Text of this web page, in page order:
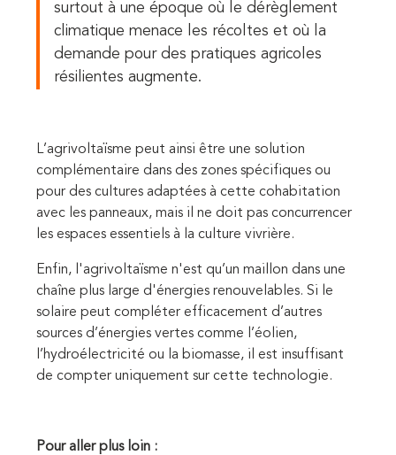
surtout à une époque où le dérèglement
climatique menace les récoltes et où la
demande pour des pratiques agricoles
résilientes augmente.
L’agrivoltaïsme peut ainsi être une solution
complémentaire dans des zones spécifiques ou
pour des cultures adaptées à cette cohabitation
avec les panneaux, mais il ne doit pas concurrencer
les espaces essentiels à la culture vivrière.
Enfin, l'agrivoltaïsme n'est qu’un maillon dans une
chaîne plus large d'énergies renouvelables. Si le
solaire peut compléter efficacement d’autres
sources d’énergies vertes comme l’éolien,
l’hydroélectricité ou la biomasse, il est insuffisant
de compter uniquement sur cette technologie.
Pour aller plus loin :